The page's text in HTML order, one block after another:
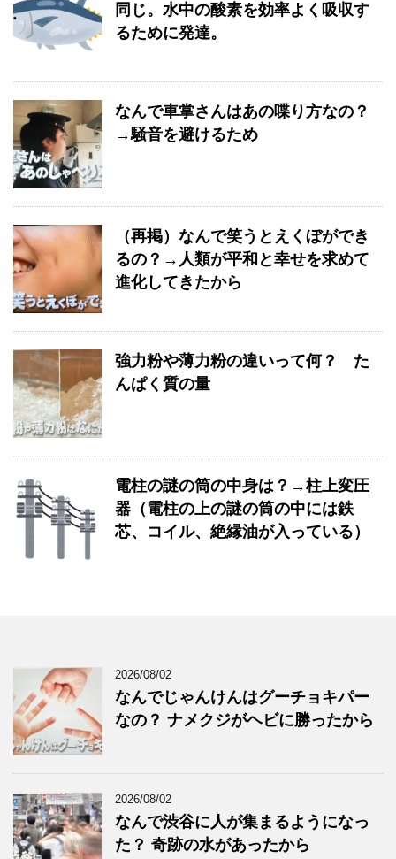
同じ。水中の酸素を効率よく吸収す
るために発達。
なんで車掌さんはあの喋り方なの？
→騒音を避けるため
（再掲）なんで笑うとえくぼができ
るの？→人類が平和と幸せを求めて
進化してきたから
強力粉や薄力粉の違いって何？ た
んぱく質の量
電柱の謎の筒の中身は？→柱上変圧
器（電柱の上の謎の筒の中には鉄
芯、コイル、絶縁油が入っている）
2026/08/02
なんでじゃんけんはグーチョキパー
なの？ ナメクジがヘビに勝ったから
2026/08/02
なんで渋谷に人が集まるようになっ
た？ 奇跡の水があったから